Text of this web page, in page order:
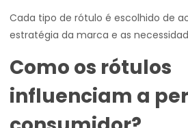
Cada tipo de rótulo é escolhido de
estratégia da marca e as
Como os rótulos
influenciam a